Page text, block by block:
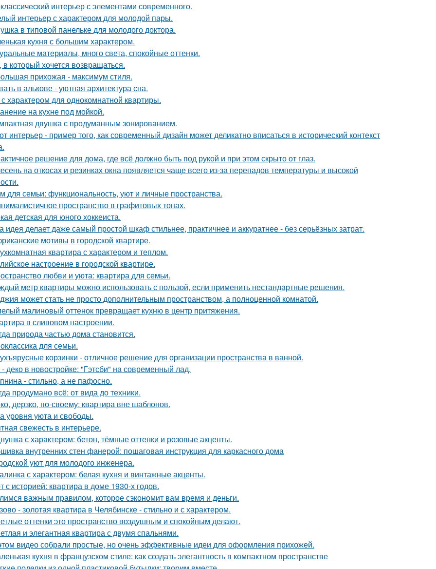
интерьер с элементами современного.
интерьер с характером для молодой пары.
в типовой панельке для молодого доктора.
кухня с большим характером.
материалы, много света, спокойные оттенки.
в который хочется возвращаться.
прихожая - максимум стиля.
в алькове - уютная архитектура сна.
характером для однокомнатной квартиры.
на кухне под мойкой.
двушка с продуманным зонированием.
интерьер - пример того, как современный дизайн может деликатно вписаться в исторический контекст
решение для дома, где всё должно быть под рукой и при этом скрыто от глаз.
на откосах и резинках окна появляется чаще всего из-за перепадов температуры и высокой
для семьи: функциональность, уют и личные пространства.
пространство в графитовых тонах.
детская для юного хоккеиста.
идея делает даже самый простой шкаф стильнее, практичнее и аккуратнее - без серьёзных затрат.
мотивы в городской квартире.
квартира с характером и теплом.
настроение в городской квартире.
любви и уюта: квартира для семьи.
метр квартиры можно использовать с пользой, если применить нестандартные решения.
может стать не просто дополнительным пространством, а полноценной комнатой.
малиновый оттенок превращает кухню в центр притяжения.
в сливовом настроении.
природа частью дома становится.
для семьи.
корзинки - отличное решение для организации пространства в ванной.
деко в новостройке: "Гэтсби" на современный лад.
- стильно, а не пафосно.
продумано всё: от вида до техники.
дерзко, по-своему: квартира вне шаблонов.
уровня уюта и свободы.
свежесть в интерьере.
с характером: бетон, тёмные оттенки и розовые акценты.
внутренних стен фанерой: пошаговая инструкция для каркасного дома
уют для молодого инженера.
с характером: белая кухня и винтажные акценты.
с историей: квартира в доме 1930-х годов.
важным правилом, которое сэкономит вам время и деньги.
- золотая квартира в Челябинске - стильно и с характером.
оттенки это пространство воздушным и спокойным делают.
и элегантная квартира с двумя спальнями.
видео собрали простые, но очень эффективные идеи для оформления прихожей.
кухня в французском стиле: как создать элегантность в компактном пространстве